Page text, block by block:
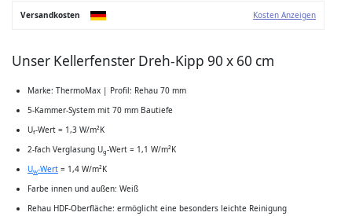
Versandkosten Kosten Anzeigen
Unser Kellerfenster Dreh-Kipp 90 x 60 cm
Marke: ThermoMax | Profil: Rehau 70 mm
5-Kammer-System mit 70 mm Bautiefe
Uf-Wert = 1,3 W/m²K
2-fach Verglasung Ug-Wert = 1,1 W/m²K
Uw-Wert = 1,4 W/m²K
Farbe innen und außen: Weiß
Rehau HDF-Oberfläche: ermöglicht eine besonders leichte Reinigung